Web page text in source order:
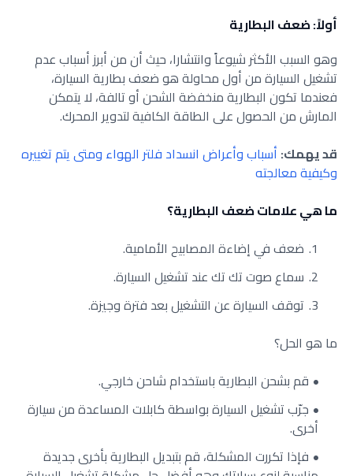
أولاً: ضعف البطارية
وهو السبب الأكثر شيوعاً وانتشارا، حيث أن من أبرز أسباب عدم
تشغيل السيارة من أول محاولة هو ضعف بطارية السيارة،
فعندما تكون البطارية منخفضة الشحن أو تالفة، لا يتمكن
المارش من الحصول على الطاقة الكافية لتدوير المحرك.
قد يهمك: أسباب وأعراض انسداد فلتر الهواء ومتى يتم تغييره
وكيفية معالجته
ما هي علامات ضعف البطارية؟
ضعف في إضاءة المصابيح الأمامية.
سماع صوت تك تك عند تشغيل السيارة.
توقف السيارة عن التشغيل بعد فترة وجيزة.
ما هو الحل؟
قم بشحن البطارية باستخدام شاحن خارجي.
جرّب تشغيل السيارة بواسطة كابلات المساعدة من سيارة
أخرى.
فإذا تكررت المشكلة، قم بتبديل البطارية بأخرى جديدة